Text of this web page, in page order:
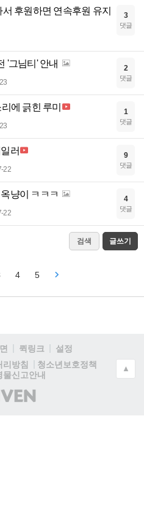
후원하면 연속후원 유지
3
댓글
'그님티' 안내 2
댓글
에 긁힌 루미 1
댓글
러
22
9
댓글
냥이 ㅋㅋㅋ
22
4
댓글
검색 글쓰기
4 5
퀵링크
설정
리방침
청소년보호정책
물신고안내
(주)
인
▲